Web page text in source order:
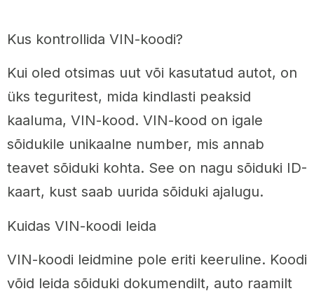
Kus kontrollida VIN-koodi?
Kui oled otsimas uut või kasutatud autot, on
üks teguritest, mida kindlasti peaksid
kaaluma, VIN-kood. VIN-kood on igale
sõidukile unikaalne number, mis annab
teavet sõiduki kohta. See on nagu sõiduki ID-
kaart, kust saab uurida sõiduki ajalugu.
Kuidas VIN-koodi leida
VIN-koodi leidmine pole eriti keeruline. Koodi
võid leida sõiduki dokumendilt, auto raamilt